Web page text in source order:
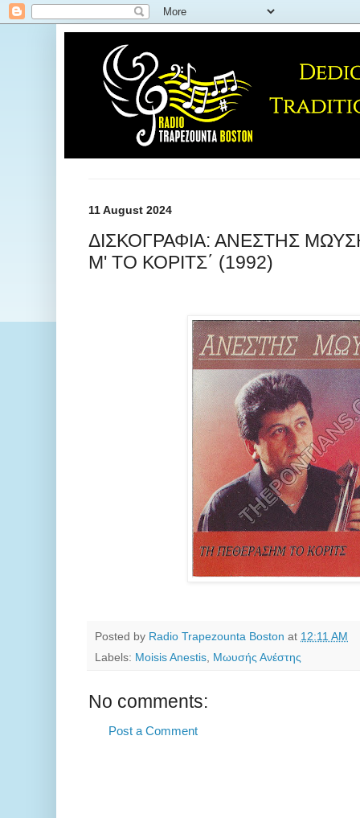
11 August 2024
ΔΙΣΚΟΓΡΑΦΙΑ: ΑΝΕΣΤΗΣ
Μ' ΤΟ ΚΟΡΙΤΣ΄ (1992)
Posted by Radio Trapezounta Boston at 12:11 AM
Labels: Moisis Anestis, Μωυσής Ανέστης
No comments:
Post a Comment